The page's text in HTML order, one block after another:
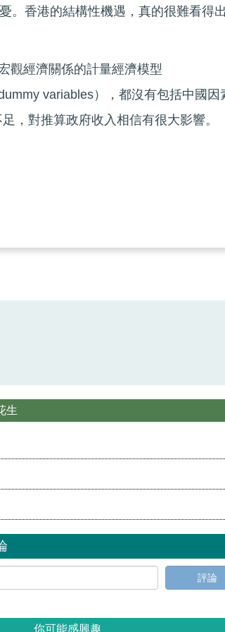
。香港的結構性機遇，真的很難看得
觀經濟關係的計量經濟模型
variables），都沒有包括中國因
，對推算政府收入相信有很大影響。
生
評論
你可能感興趣